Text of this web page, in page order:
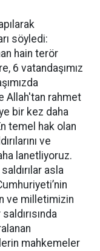
söyledi:
hain terör
6 vatandaşımız
Allah'tan rahmet
bir kez daha
temel hak olan
ve
lanetliyoruz.
asla
ve milletimizin
mahkemeler